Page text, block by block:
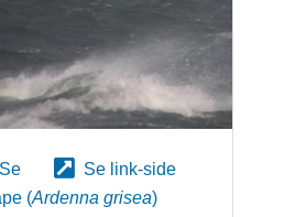
Se
Se link-side
(Ardenna grisea)